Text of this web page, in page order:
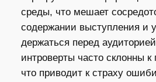
среды, что мешает
содержании выступления и
держаться перед
интроверты часто склонны
что приводит к страху